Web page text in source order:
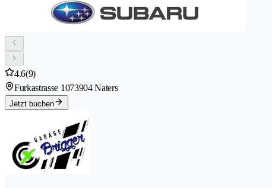
4.6(9)
Furkastrasse 1073904 Naters
Jetzt buchen